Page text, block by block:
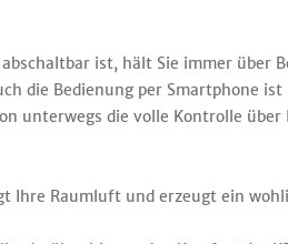
ist, hält Sie immer über
die Bedienung per Smartphone
unterwegs die volle Kontrolle über
Ihre Raumluft und erzeugt ein